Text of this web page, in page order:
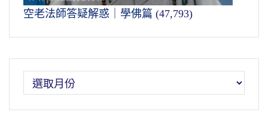
空老法師答疑解惑｜學佛篇 (47,793)